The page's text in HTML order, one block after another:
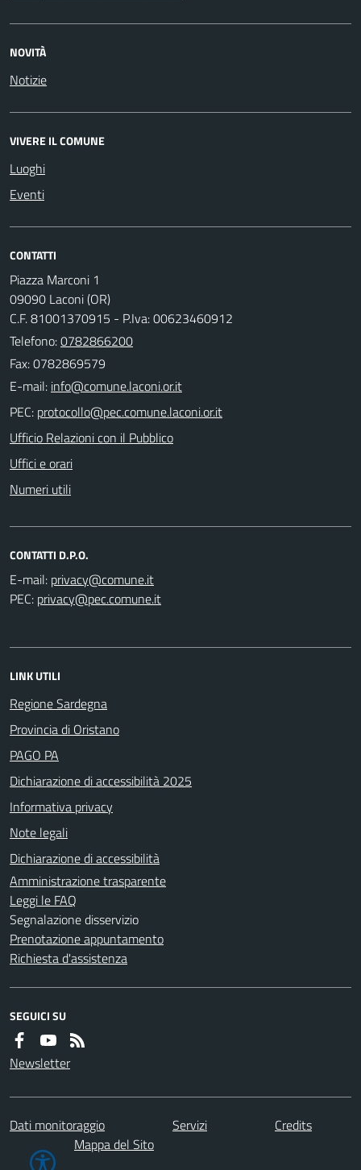
NOVITÀ
Notizie
VIVERE IL COMUNE
Luoghi
Eventi
CONTATTI
Piazza Marconi 1
09090 Laconi (OR)
C.F. 81001370915 - P.Iva: 00623460912
Telefono:0782866200
Fax: 0782869579
E-mail:
PEC:
Ufficio Relazioni con il Pubblico
Uffici e orari
Numeri utili
CONTATTI D.P.O.
E-mail:
PEC:
LINK UTILI
Regione Sardegna
Provincia di Oristano
PAGO PA
Dichiarazione di accessibilità 2025
Informativa privacy
Note legali
Dichiarazione di accessibilità
Amministrazione trasparente
Leggi le FAQ
Segnalazione disservizio
Prenotazione appuntamento
Richiesta d'assistenza
SEGUICI SU
Newsletter
Dati monitoraggio Servizi
Credits
Mappa del Sito